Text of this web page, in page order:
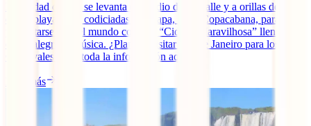
La ciudad de Río se levanta en medio de un valle y a orillas de una
de las playas más codiciadas del mapa, la de Copacabana, para
presentarse ante el mundo como la “Cidade Maravilhosa” llena de
color, alegría y música. ¿Planeas visitar Río de Janeiro para los
Carnavales? Lee toda la información aquí.
Leer más